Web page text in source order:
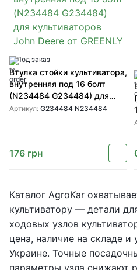
Под заказ
Втулка стойки культиватора,
внутренняя под 16 болт
(N234484 G234484) для
культиваторов John Deere от
Артикул: G234484 N234484
176 грн
Каталог AgroKar
культиватору — детали
ходовых узлов
цена, наличие на складе и
Украине. Точные
параметры узла снижают